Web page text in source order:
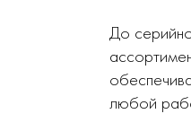
До
любой